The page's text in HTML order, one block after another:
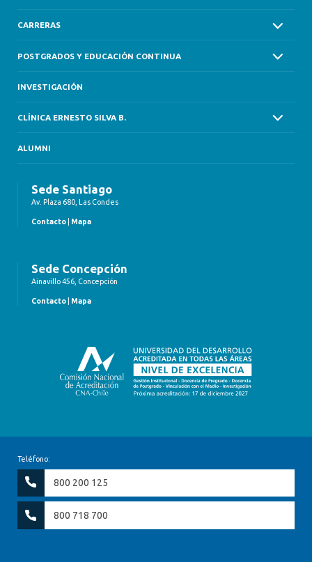
CARRERAS
POSTGRADOS Y EDUCACIÓN CONTINUA
INVESTIGACIÓN
CLÍNICA ERNESTO SILVA B.
ALUMNI
Sede Santiago
Av. Plaza 680, Las Condes
Contacto Mapa
Sede Concepción
Ainavillo 456, Concepción
Contacto Mapa
Teléfono:
800 200 125
800 718 700